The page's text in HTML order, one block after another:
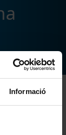
Informació